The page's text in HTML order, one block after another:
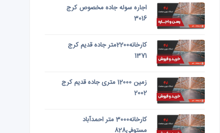
اجاره سوله جاده مخصوص کرج
3016
کارخانه2200متر جاده قدیم کرج
1371
زمین 12000 متری جاده قدیم کرج
2002
کارخانه3000 متر احمدآباد
مستوفی828